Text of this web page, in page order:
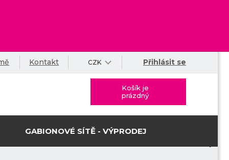
Kontakt CZK Přihlásit se
Košík je
prázdný
GABIONOVÉ SÍTĚ - VÝPRODEJ